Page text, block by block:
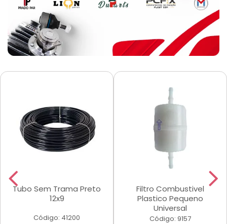
Tubo Sem Trama Preto
12x9
Código: 41200
Filtro Combustivel
Plastico Pequeno
Universal
Código: 9157